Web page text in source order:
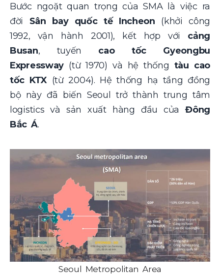
Bước ngoặt quan trọng của SMA là việc ra
đời Sân bay quốc tế Incheon (khởi công
1992, vận hành 2001), kết hợp với cảng
Busan, tuyến cao tốc Gyeongbu
Expressway (từ 1970) và hệ thống tàu cao
tốc KTX(từ 2004). Hệ thống hạ tầng đồng
bộ này đã biến Seoul trở thành trung tâm
logistics và sản xuất hàng đầu củaĐông
Bắc Á.
Seoul Metropolitan Area